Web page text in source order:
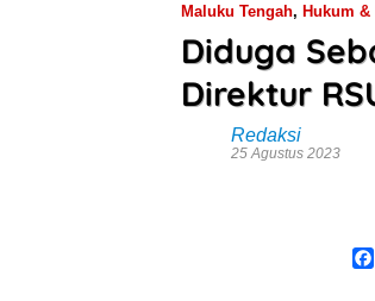
Maluku Tengah, Hukum
Diduga
Direktur
Redaksi
25 Agustus 2023